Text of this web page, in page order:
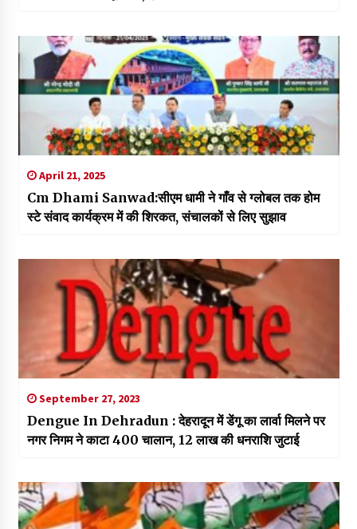
April 21, 2025
Cm Dhami Sanwad:सीएम धामी ने गाँव से ग्लोबल तक होम
स्टे संवाद कार्यक्रम में की शिरकत, संचालकों से लिए सुझाव
September 27, 2023
Dengue In Dehradun : देहरादून में डेंगू का लार्वा मिलने पर
नगर निगम ने काटा 400 चालान, 12 लाख की धनराशि जुटाई